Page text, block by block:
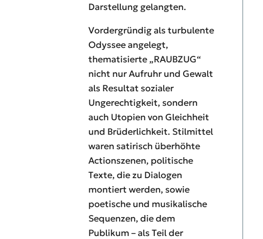
Darstellung gelangten.
Vordergründig als turbulente
Odyssee angelegt,
thematisierte „RAUBZUG“
nicht nur Aufruhr und Gewalt
als Resultat sozialer
Ungerechtigkeit, sondern
auch Utopien von Gleichheit
und Brüderlichkeit. Stilmittel
waren satirisch überhöhte
Actionszenen, politische
Texte, die zu Dialogen
montiert werden, sowie
poetische und musikalische
Sequenzen, die dem
Publikum – als Teil der